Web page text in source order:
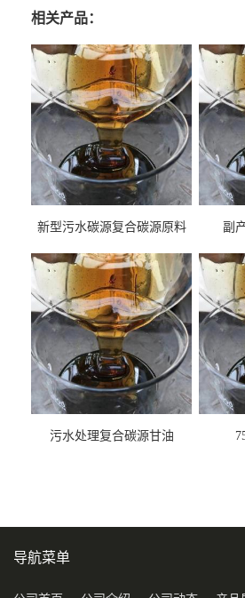
相关产品：
新型污水碳源复合碳源原料
副
污水处理复合碳源甘油
导航菜单